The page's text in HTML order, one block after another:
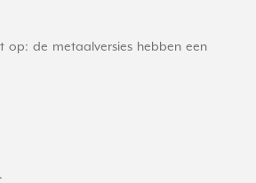
op: de metaalversies hebben een